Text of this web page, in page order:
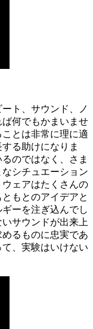
ト、サウンド、ノ
何でもかまいませ
とは非常に理に適
る助けになりま
のではなく、さま
シチュエーション
ェアはたくさんの
もとのアイデアと
ーを注ぎ込んでし
サウンドが出来上
るものに忠実であ
、実験はいけない